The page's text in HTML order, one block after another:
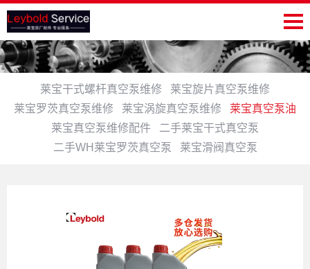
莱宝干式螺杆真空泵维修
莱宝旋片真空泵维修
莱宝罗茨真空泵维修
莱宝涡旋真空泵维修
莱宝真空泵油
莱宝真空泵维修配件
二手莱宝干式真空泵
二手WH莱宝罗茨真空泵
莱宝滑阀真空泵